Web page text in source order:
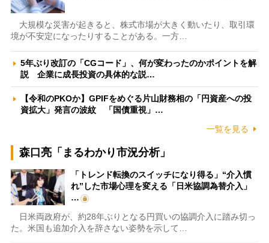
大規模な災害が起きると、株式市場が大きく動いたり、取引環
境が不安定になったりすることがある。一方…
5年ぶり改訂の「CGコード」、何が変わったのかポイントを解
説 企業に成長投資の具体的な説…
【令和のPKOか】GPIFをめぐる片山財務相の「円資産への投
資拡大」発言の波紋 「国債重視」…
一覧を見る
森口亮「まるわかり市況分析」
「トレンド転換のスイッチになり得る」“介入慣
れ”した市場心理を変える「日米協調為替介入」
…
日米両政府が、約28年ぶりとなる円買いの協調介入に踏み切っ
た。米国も追加介入を辞さない姿勢を示して…